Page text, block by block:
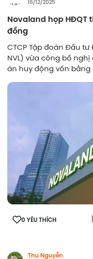
16/12/2025
Novaland họp HĐQT
đồng
CTCP Tập đoàn Đầu
NVL) vừa công bố
án huy động vốn
0 YÊU THÍCH
Thu Nguyễn